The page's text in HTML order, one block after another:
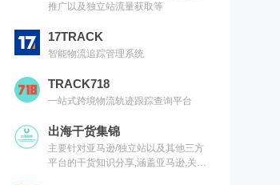
推广以及独立站流量获取等
17TRACK
智能物流追踪管理系统
TRACK718
一站式跨境物流轨迹跟踪查询平台
出海干货集锦
主要针对亚马逊/独立站以及其他三方
平台的干货知识分享,涵盖亚马逊,关键